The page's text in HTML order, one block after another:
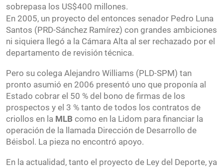
sobrepasa los US$400 millones.
En 2005, un proyecto del entonces senador Pedro Luna
Santos (PRD-Sánchez Ramírez) con grandes ambiciones
ni siquiera llegó a la Cámara Alta al ser rechazado por el
departamento de revisión técnica.
Pero su colega Alejandro Williams (PLD-SPM) tan
pronto asumió en 2006 presentó uno que proponía al
Estado cobrar el 50 % del bono de firmas de los
prospectos y el 3 % tanto de todos los contratos de
criollos en la MLB como en la Lidom para financiar la
operación de la llamada Dirección de Desarrollo de
Béisbol. La pieza no encontró apoyo.
En la actualidad, tanto el proyecto de Ley del Deporte, ya